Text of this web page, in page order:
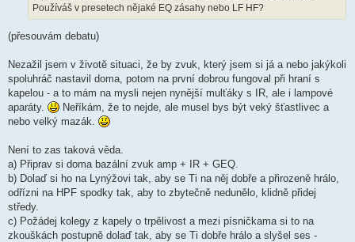
Používáš v presetech nějaké EQ zásahy nebo LF HF?
(přesouvám debatu)
Nezažil jsem v životě situaci, že by zvuk, který jsem si já a nebo jakýkoli
spoluhráč nastavil doma, potom na první dobrou fungoval při hraní s
kapelou - a to mám na mysli nejen nynější mulťáky s IR, ale i lampové
aparáty.
Neříkám, že to nejde, ale musel bys být veký šťastlivec a
nebo velký mazák.
Není to zas taková věda.
a) Připrav si doma bazální zvuk amp + IR + GEQ.
b) Dolaď si ho na Lynýžovi tak, aby se Ti na něj dobře a přirozeně hrálo,
odřízni na HPF spodky tak, aby to zbytečně nedunělo, klidně přidej
středy.
c) Požádej kolegy z kapely o trpělivost a mezi písničkama si to na
zkouškách postupně dolaď tak, aby se Ti dobře hrálo a slyšel ses -